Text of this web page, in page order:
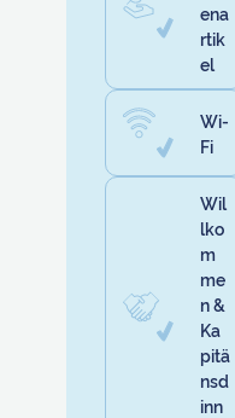
ena
rtik
el
Wi-
Fi
Wil
lko
m
me
n &
Ka
pitä
nsd
inn